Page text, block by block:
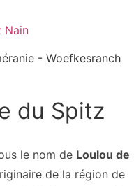
Nain
du Spitz
le nom de Loulou de
de la région de